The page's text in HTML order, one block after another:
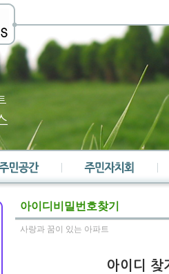
고게시판
시판
동
대표회의
층간소음관리위원회
아이디비밀번호찾기
사랑과 꿈이 있는 아파트
아이디 찾